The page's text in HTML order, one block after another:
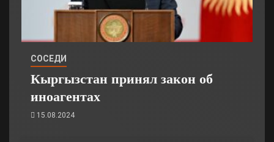
СОСЕДИ
Кыргызстан принял закон об
иноагентах
15.08.2024